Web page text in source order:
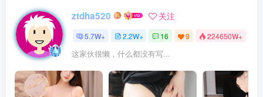
ztdha520 关注
5.7W+ 2.2W+ 16 9 224650W+
这家伙很懒，什么都没有写...